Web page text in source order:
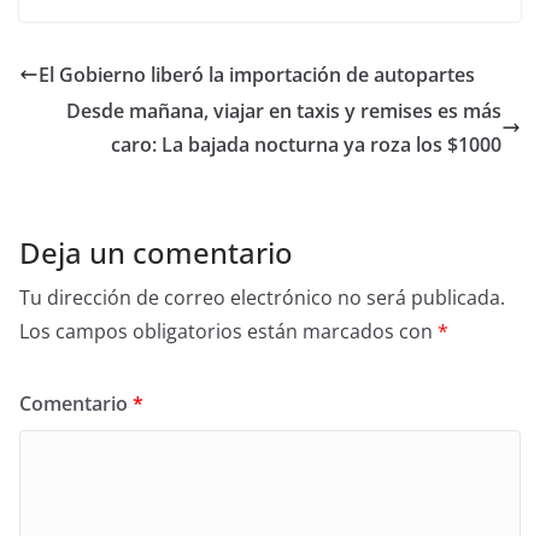
El Gobierno liberó la importación de autopartes
Desde mañana, viajar en taxis y remises es más
caro: La bajada nocturna ya roza los $1000
Deja un comentario
Tu dirección de correo electrónico no será publicada.
Los campos obligatorios están marcados con *
Comentario *